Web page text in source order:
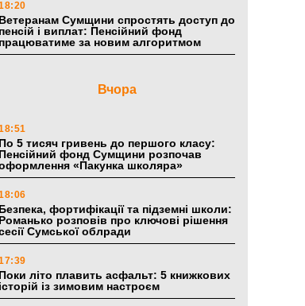
Ветеранам Сумщини спростять доступ до
пенсій і виплат: Пенсійний фонд
працюватиме за новим алгоритмом
Вчора
По 5 тисяч гривень до першого класу:
Пенсійний фонд Сумщини розпочав
«Пакунка школяра»
Безпека, фортифікації та підземні школи:
Романько розповів про ключові рішення
Сумської облради
Поки літо плавить асфальт: 5 книжкових
історій із зимовим настроєм